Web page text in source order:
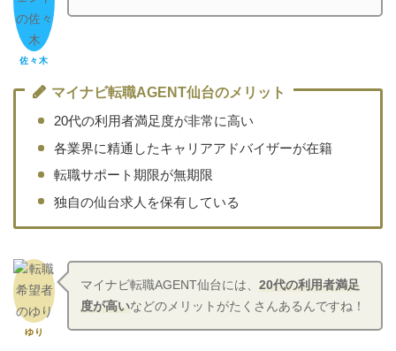
佐々木
マイナビ転職AGENT仙台のメリット
20代の利用者満足度が非常に高い
各業界に精通したキャリアアドバイザーが在籍
転職サポート期限が無期限
独自の仙台求人を保有している
ゆり
マイナビ転職AGENT仙台には、20代の利用者満足
度が高いなどのメリットがたくさんあるんですね！